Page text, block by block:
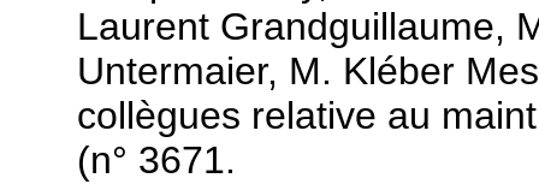
Laurent Grandguillaume,
Untermaier, M. Kléber
collègues relative au
(n° 3671.